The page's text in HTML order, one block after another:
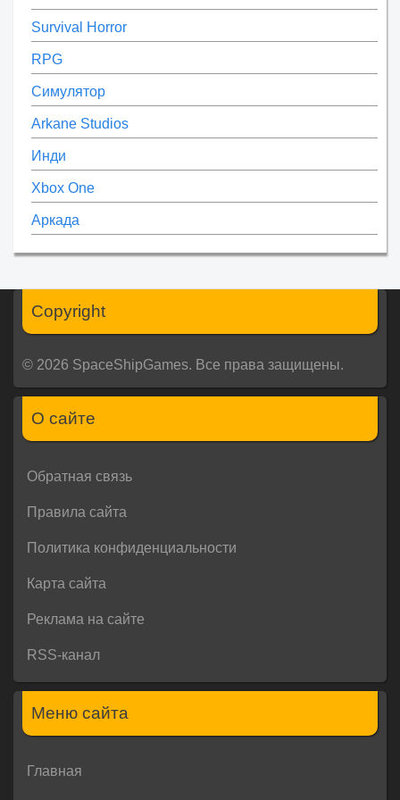
Survival Horror
RPG
Симулятор
Arkane Studios
Инди
Xbox One
Аркада
Copyright
© 2026 SpaceShipGames. Все права защищены.
О сайте
Обратная связь
Правила сайта
Политика конфиденциальности
Карта сайта
Реклама на сайте
RSS-канал
Меню сайта
Главная